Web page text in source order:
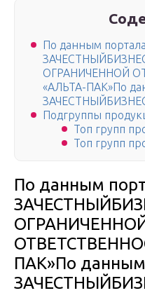
По данным портала
ОГРАНИЧЕННОЙ
«АЛЬТА-ПАК»По
Подгруппы
Топ групп
Топ групп
По данным
ПАК»По данным